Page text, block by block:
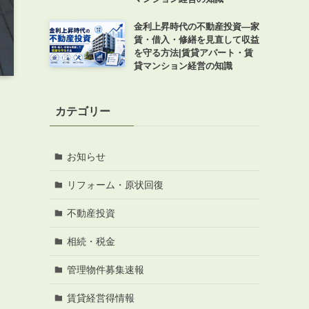
金利上昇時代の不動産投資―家
賃・借入・修繕を見直して収益
を守る方法|賃貸アパート・賃
貸マンション経営の知識
カテゴリー
お知らせ
リフォーム・原状回復
不動産投資
相続・税金
管理物件募集速報
賃貸経営得情報